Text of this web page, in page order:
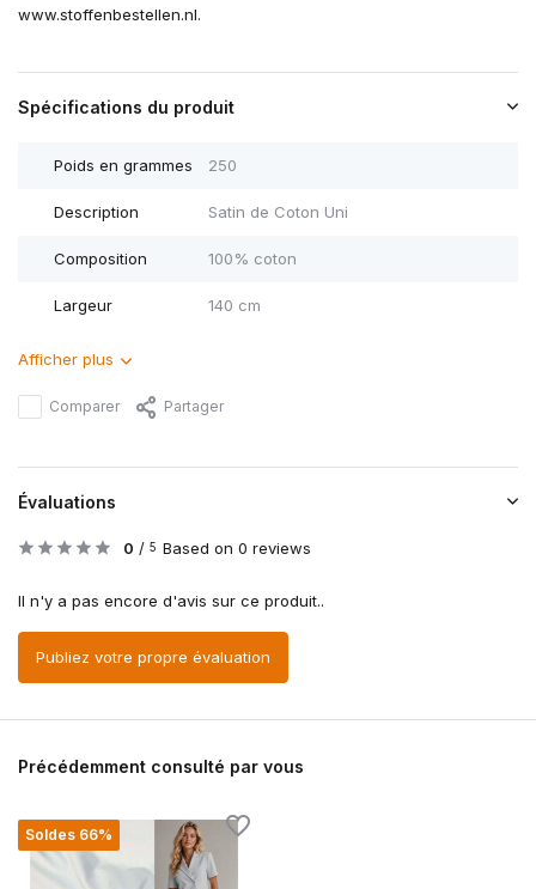
www.stoffenbestellen.nl.
Spécifications du produit
Poids en grammes 250
Description Satin de Coton Uni
Composition 100% coton
Largeur 140 cm
Afficher plus
Comparer Partager
Évaluations
0 / 5 Based on 0 reviews
Il n'y a pas encore d'avis sur ce produit..
Publiez votre propre évaluation
Précédemment consulté par vous
Soldes 66%